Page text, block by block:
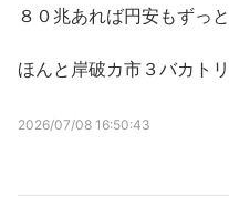
８０兆あれば円安もずっ
ほんと岸破カ市３バカト
2026/07/08 16:50:43